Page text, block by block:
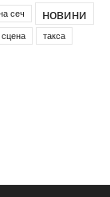
сеч новини
сцена такса